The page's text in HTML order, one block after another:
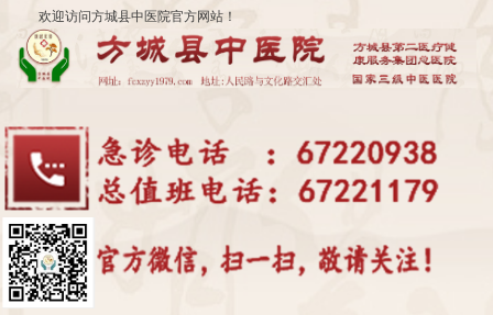
欢迎访问方城县中医院官方网站！